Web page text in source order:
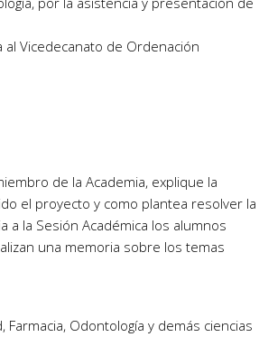
Vicedecanato de Ordenación
de la Academia, explique la
el proyecto y como plantea resolver la
a la Sesión Académica los alumnos
una memoria sobre los temas
Odontología y demás ciencias